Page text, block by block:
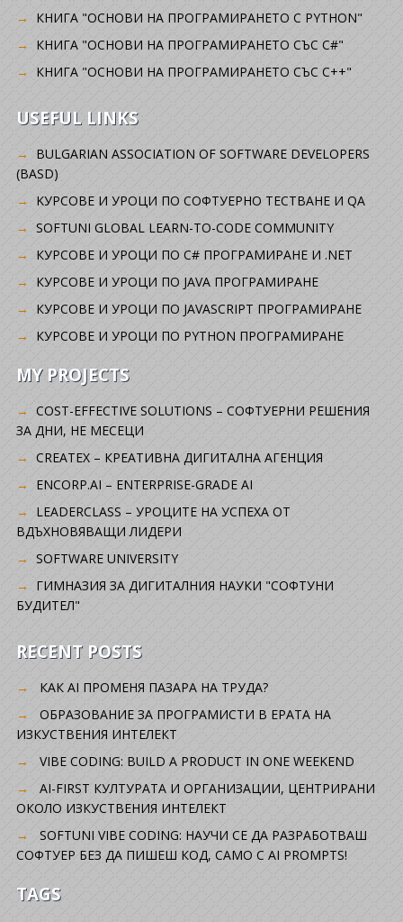
КНИГА "ОСНОВИ НА ПРОГРАМИРАНЕТО С PYTHON"
КНИГА "ОСНОВИ НА ПРОГРАМИРАНЕТО СЪС C#"
КНИГА "ОСНОВИ НА ПРОГРАМИРАНЕТО СЪС C++"
USEFUL LINKS
BULGARIAN ASSOCIATION OF SOFTWARE DEVELOPERS
(BASD)
KУРСОВЕ И УРОЦИ ПО СОФТУЕРНО ТЕСТВАНЕ И QA
SOFTUNI GLOBAL LEARN-TO-CODE COMMUNITY
КУРСОВЕ И УРОЦИ ПО C# ПРОГРАМИРАНЕ И .NET
КУРСОВЕ И УРОЦИ ПО JAVA ПРОГРАМИРАНЕ
КУРСОВЕ И УРОЦИ ПО JAVASCRIPT ПРОГРАМИРАНЕ
КУРСОВЕ И УРОЦИ ПО PYTHON ПРОГРАМИРАНЕ
MY PROJECTS
COST-EFFECTIVE SOLUTIONS – СОФТУЕРНИ РЕШЕНИЯ
ЗА ДНИ, НЕ МЕСЕЦИ
CREATEX – КРЕАТИВНА ДИГИТАЛНА АГЕНЦИЯ
ENCORP.AI – ENTERPRISE-GRADE AI
LEADERCLASS – УРОЦИТЕ НА УСПЕХА ОТ
ВДЪХНОВЯВАЩИ ЛИДЕРИ
SOFTWARE UNIVERSITY
ГИМНАЗИЯ ЗА ДИГИТАЛНИЯ НАУКИ "СОФТУНИ
БУДИТЕЛ"
RECENT POSTS
КАК AI ПРОМЕНЯ ПАЗАРА НА ТРУДА?
ОБРАЗОВАНИЕ ЗА ПРОГРАМИСТИ В ЕРАТА НА
ИЗКУСТВЕНИЯ ИНТЕЛЕКТ
VIBE CODING: BUILD A PRODUCT IN ONE WEEKEND
AI-FIRST КУЛТУРАТА И ОРГАНИЗАЦИИ, ЦЕНТРИРАНИ
ОКОЛО ИЗКУСТВЕНИЯ ИНТЕЛЕКТ
SOFTUNI VIBE CODING: НАУЧИ СЕ ДА РАЗРАБОТВАШ
СОФТУЕР БЕЗ ДА ПИШЕШ КОД, САМО С AI PROMPTS!
TAGS